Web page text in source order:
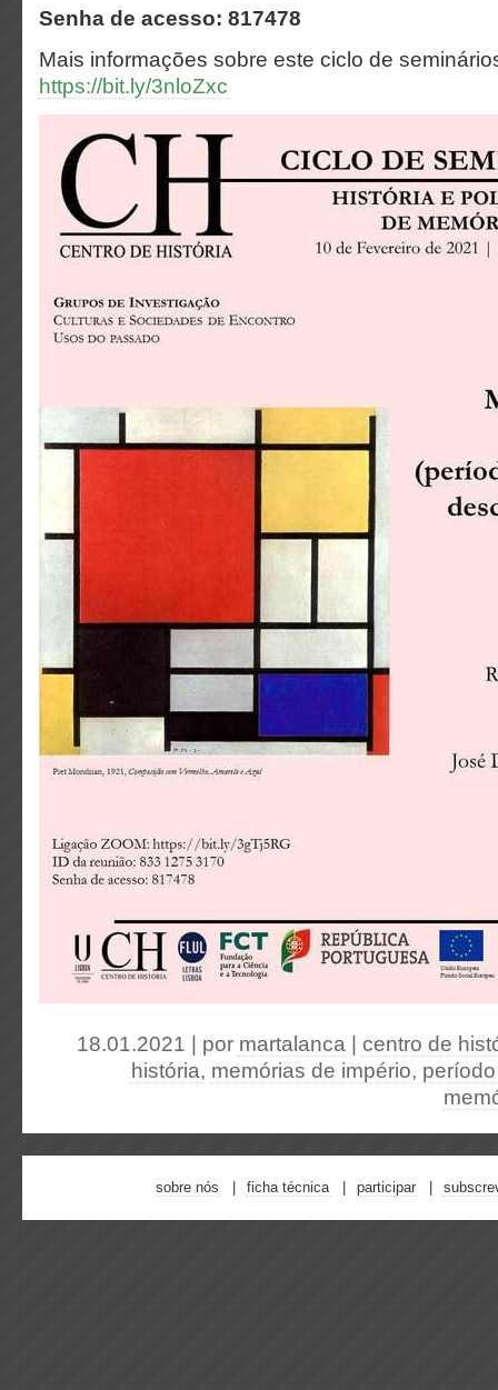
Senha de acesso: 817478
Mais informações sobre este ciclo de
https://bit.ly/3nloZxc
18.01.2021 | por martalanca
centro de
história, memórias de império,
sobre nós ficha técnica participar